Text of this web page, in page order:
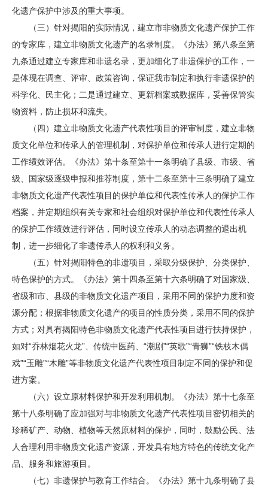
化遗产保护中涉及的重大事项。
（三）针对揭阳的实际情况，建立市非物质文化遗产保护工作
的专家库，建立非物质文化遗产的名录制度。《办法》第八条至第
九条通过建立专家库和非遗名录，更加细化了非遗保护的工作，一
是体现在调查、评审、政策咨询，保证我市制定和执行非遗保护的
科学化、民主化；二是通过建立、更新档案或数据库，妥善保管实
物资料，防止损坏和流失。
（四）建立非物质文化遗产代表性项目的评审制度，建立非物
质文化单位和传承人的管理机制，对保护单位和传承人进行定期的
工作绩效评估。《办法》第十条至第十一条明确了县级、市级、省
级、国家级逐级申报和推荐制度，第十二条至第十三条明确了建立
非物质文化遗产代表性项目的保护单位和代表性传承人的保护工作
档案，并定期组织有关专家和社会组织对保护单位和代表性传承人
的保护工作绩效进行评估，同时设立传承人的动态调整的退出机
制，进一步细化了非遗传承人的权利和义务。
（五）针对揭阳特色的非遗项目，采取分级保护、分类保护、
特色保护的方式。《办法》第十四条至第十六条明确了对国家级、
省级和市、县级的非物质文化遗产项目，采用不同的保护力度和资
源分配；根据非物质文化遗产的项目的性质分类，采用不同的保护
方式；对具有揭阳特色非物质文化遗产代表性项目进行扶持保护，
如对“乔林烟花火龙”、传统中医药、“潮剧”“英歌”“青狮”“铁枝木偶
戏”“玉雕”“木雕”等非物质文化遗产代表性项目制定不同的保护和促
进方案。
（六）设立原材料保护和开发利用机制。《办法》第十七条至
第十八条明确了应加强对与非物质文化遗产代表性项目密切相关的
珍稀矿产、动物、植物等天然原材料的保护，同时，鼓励公民、法
人合理利用非物质文化遗产资源，开发具有地方特色的传统文化产
品、服务和旅游项目。
（七）非遗保护与教育工作结合。《办法》第十九条明确了县